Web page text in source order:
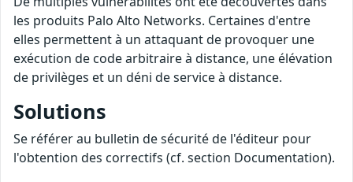
les produits Palo Alto Networks. Certaines d'entre
elles permettent à un attaquant de provoquer une
exécution de code arbitraire à distance, une élévation
de privilèges et un déni de service à distance.
Solutions
Se référer au bulletin de sécurité de l'éditeur pour
l'obtention des correctifs (cf. section Documentation).